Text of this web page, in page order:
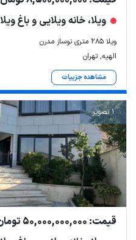
ویلا، خانه ویلایی و باغ ویلا
ویلا ۲۸۵ متری نوساز مدرن
الهیه, تهران
مشاهده جزییات
1 تصویر
قیمت: 50,000,000,000 تومان